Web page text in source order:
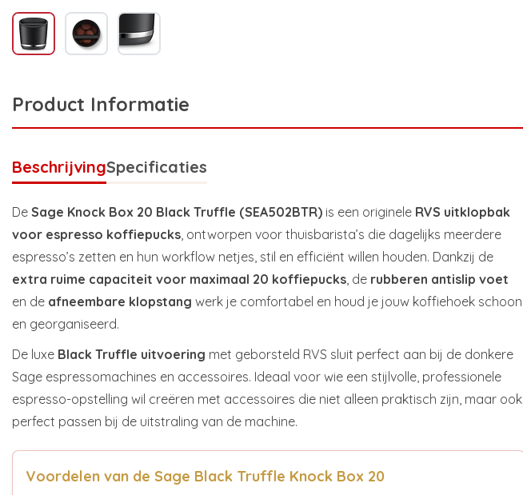
Product Informatie
BeschrijvingSpecificaties
De Sage Knock Box 20 Black Truffle (SEA502BTR) is een originele RVS uitklopbak
voor espresso koffiepucks, ontworpen voor thuisbarista’s die dagelijks meerdere
espresso’s zetten en hun workflow netjes, stil en efficiënt willen houden. Dankzij de
extra ruime capaciteit voor maximaal 20 koffiepucks, de rubberen antislip voet
en de afneembare klopstang werk je comfortabel en houd je jouw koffiehoek schoon
en georganiseerd.
De luxe Black Truffle uitvoering met geborsteld RVS sluit perfect aan bij de donkere
Sage espressomachines en accessoires. Ideaal voor wie een stijlvolle, professionele
espresso-opstelling wil creëren met accessoires die niet alleen praktisch zijn, maar ook
perfect passen bij de uitstraling van de machine.
Voordelen van de Sage Black Truffle Knock Box 20